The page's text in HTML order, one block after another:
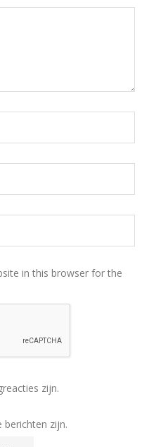
in this browser for the
zijn.
berichten zijn.